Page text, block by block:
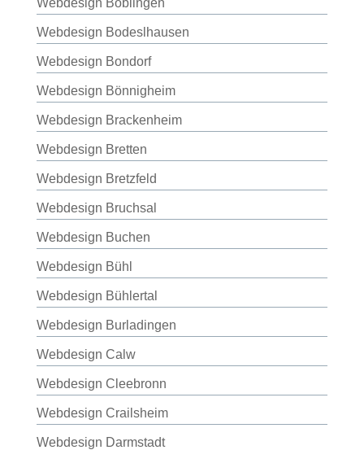
Webdesign Böblingen
Webdesign Bodeslhausen
Webdesign Bondorf
Webdesign Bönnigheim
Webdesign Brackenheim
Webdesign Bretten
Webdesign Bretzfeld
Webdesign Bruchsal
Webdesign Buchen
Webdesign Bühl
Webdesign Bühlertal
Webdesign Burladingen
Webdesign Calw
Webdesign Cleebronn
Webdesign Crailsheim
Webdesign Darmstadt